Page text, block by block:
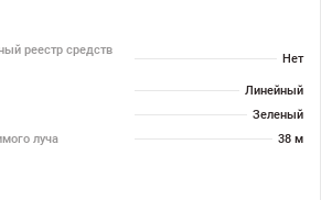
реестр средств
Нет
Линейный
Зеленый
луча
38 м